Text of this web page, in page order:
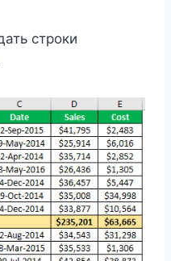
строки